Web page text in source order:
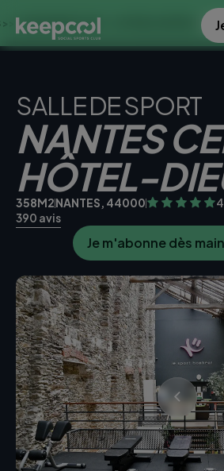
À 0€ << OFFRE LIMITÉE ☀️ OFFRE
SALLE DE SPORT
NANTES
HÔTEL-
358M2NANTES, 44000
390 avis
Je m'abonne dès